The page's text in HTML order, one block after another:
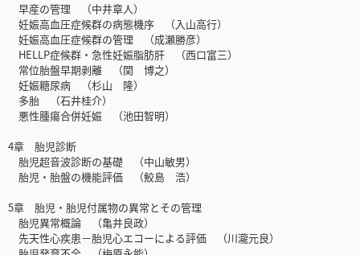
早産の管理 （中井章人）
妊娠高血圧症候群の病態機序 （入山高行）
妊娠高血圧症候群の管理 （成瀬勝彦）
HELLP症候群・急性妊娠脂肪肝 （西口富三）
常位胎盤早期剥離 （関 博之）
妊娠糖尿病 （杉山 隆）
多胎 （石井桂介）
悪性腫瘍合併妊娠 （池田智明）
4章 胎児診断
胎児超音波診断の基礎 （中山敏男）
胎児・胎盤の機能評価 （鮫島 浩）
5章 胎児・胎児付属物の異常とその管理
胎児異常概論 （亀井良政）
先天性心疾患－胎児心エコーによる評価 （川瀧元良）